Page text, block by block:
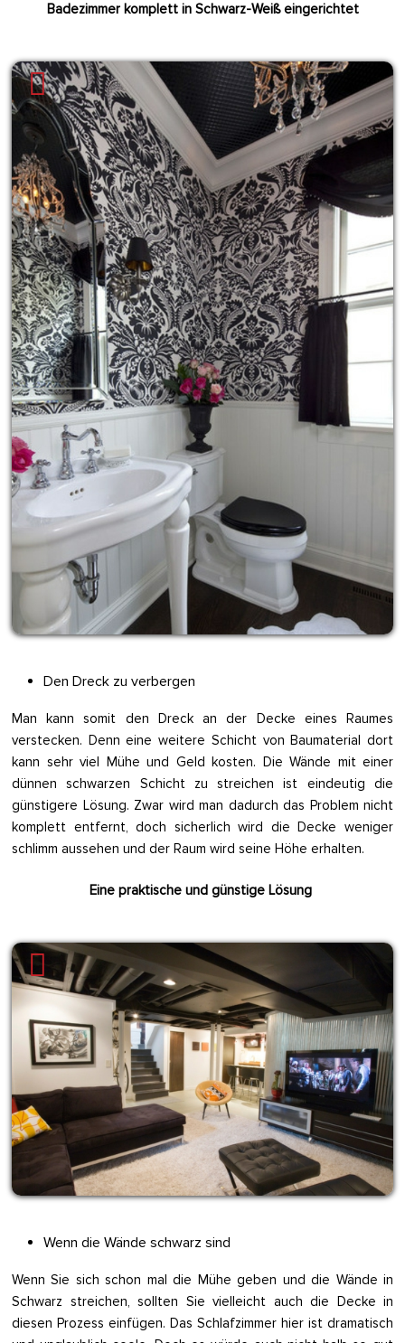
Badezimmer komplett in Schwarz-Weiß eingerichtet
Den Dreck zu verbergen
Man kann somit den Dreck an der Decke eines Raumes
verstecken. Denn eine weitere Schicht von Baumaterial dort
kann sehr viel Mühe und Geld kosten. Die Wände mit einer
dünnen schwarzen Schicht zu streichen ist eindeutig die
günstigere Lösung. Zwar wird man dadurch das Problem nicht
komplett entfernt, doch sicherlich wird die Decke weniger
schlimm aussehen und der Raum wird seine Höhe erhalten.
Eine praktische und günstige Lösung
Wenn die Wände schwarz sind
Wenn Sie sich schon mal die Mühe geben und die Wände in
Schwarz streichen, sollten Sie vielleicht auch die Decke in
diesen Prozess einfügen. Das Schlafzimmer hier ist dramatisch